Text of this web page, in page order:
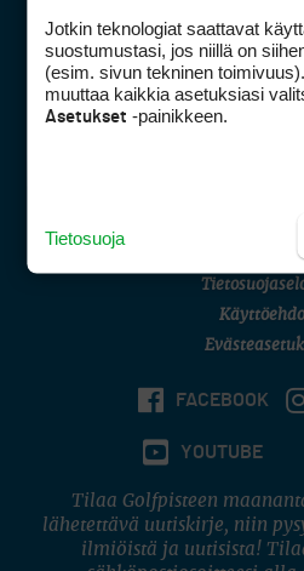
Golfpisteen
DSA
(digi)
FACEBOOK
YOUTUBE
Tilaa Golfpisteen
lähetettävä uutiskirje, niin
ilmiöistä ja uutisista!
Jotkin teknologiat saattavat
suostumustasi, jos niillä on
(esim. sivun tekninen
muuttaa kaikkia asetuksiasi
Asetukset -painikkeen.
Tietosuoja